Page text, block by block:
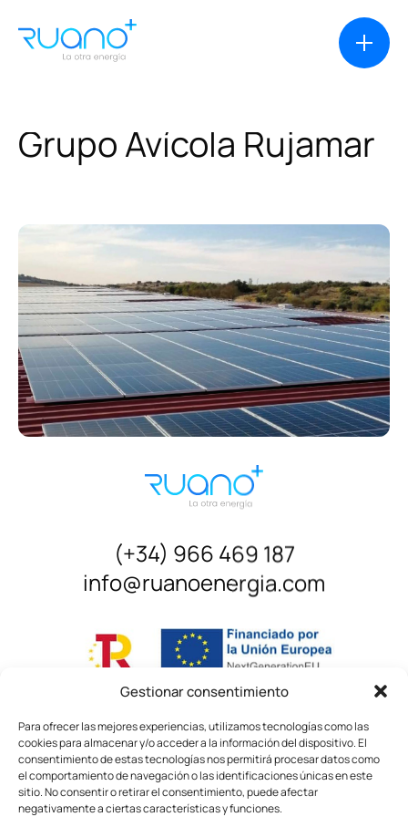
Gestionar consentimiento
Para ofrecer las mejores experiencias, utilizamos tecnologías como las
cookies para almacenar y/o acceder a la información del dispositivo. El
consentimiento de estas tecnologías nos permitirá procesar datos como
el comportamiento de navegación o las identificaciones únicas en este
sitio. No consentir o retirar el consentimiento, puede afectar
negativamente a ciertas características y funciones.
Casos de éxito
Productos
Financiación
Sobre nosotros
Principios y Valores
corporativos
Instalaciones y equipamiento
Contacto
GrupoAvícola Rujamar
¿Cómo podemos ayudarte?
Quierohablar por teléfono
contactar por WhatsApp
Tan sólodejaros un mensaje
(+34) 966 469 187
info@ruanoenergia.com